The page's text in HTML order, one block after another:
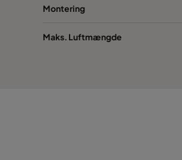
Montering
Maks. Luftmængde